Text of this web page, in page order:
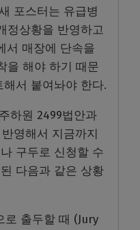
포스터는 유급병
정상황을 반영하고
서 매장에 단속을
을 해야 하기 때문
서 붙여놔야 한다.
하원 2499법안과
영해서 지금까지
구두로 신청할 수
다음과 같은 상황
로 출두할 때 (Jury